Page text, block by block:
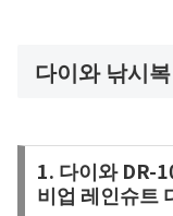
다이와 낚시
1. 다이와 DR-
비업 레인슈트